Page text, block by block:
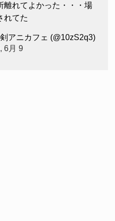
離れてよかった・・・場
れてた
アニカフェ (@10zS2q3)
6月 9